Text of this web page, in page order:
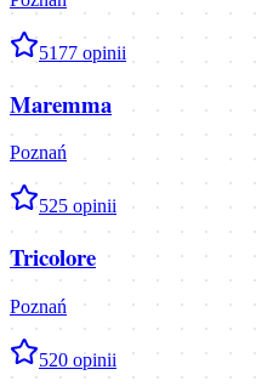
5177 opinii
Maremma
Poznań
525 opinii
Tricolore
Poznań
520 opinii